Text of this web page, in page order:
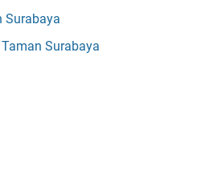
Surabaya
Surabaya